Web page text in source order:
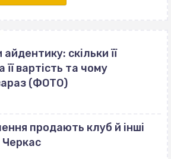
скільки її
вартість та чому
(ФОТО)
продають клуб й інші
Черкас